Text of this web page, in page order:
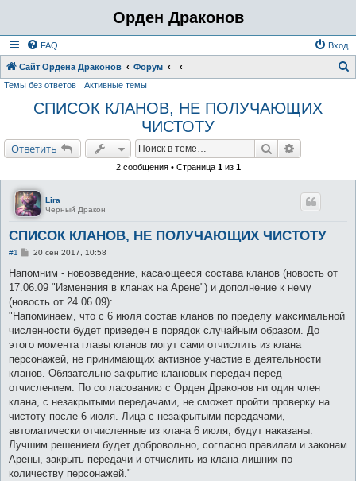
Орден Драконов
FAQ Вход
Сайт Ордена Драконов Форум
Темы без ответов Активные темы
СПИСОК КЛАНОВ, НЕ ПОЛУЧАЮЩИХ
ЧИСТОТУ
Ответить Поиск
2 сообщения • Страница 1из 1
Lira
Черный Дракон
СПИСОК КЛАНОВ, НЕ ПОЛУЧАЮЩИХ ЧИСТОТУ
#1
С
о
щ
е
и
е
20 сен 2017, 10:58
Напомним - нововведение, касающееся состава кланов (новость от
17.06.09 "Изменения в кланах на Арене") и дополнение к нему
(новость от 24.06.09):
"Напоминаем, что с 6 июля состав кланов по пределу максимальной
численности будет приведен в порядок случайным образом. До
этого момента главы кланов могут сами отчислить из клана
персонажей, не принимающих активное участие в деятельности
кланов. Обязательно закрытие клановых передач перед
отчислением. По согласованию с Орден Драконов ни один член
клана, с незакрытыми передачами, не сможет пройти проверку на
чистоту после 6 июля. Лица с незакрытыми передачами,
автоматически отчисленные из клана 6 июля, будут наказаны.
Лучшим решением будет добровольно, согласно правилам и законам
Арены, закрыть передачи и отчислить из клана лишних по
количеству персонажей."